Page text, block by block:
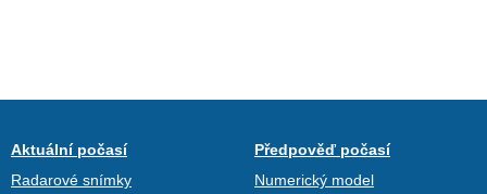
Aktuální počasí
Radarové snímky
Předpověď počasí
Numerický model